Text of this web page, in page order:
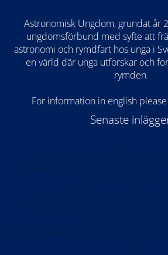
Astronomisk Ungdom, grundat år
ungdomsförbund med syfte att
astronomi och rymdfart hos unga i
en värld där unga utforskar och
rymden.
For information in english
Senaste